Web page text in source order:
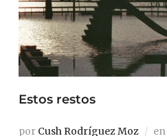
Estos restos
por Cush Rodríguez Moz en